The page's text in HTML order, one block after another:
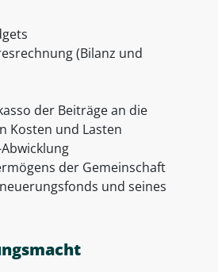
(Bilanz und
der Beiträge an die
Kosten und Lasten
der Gemeinschaft
und seines